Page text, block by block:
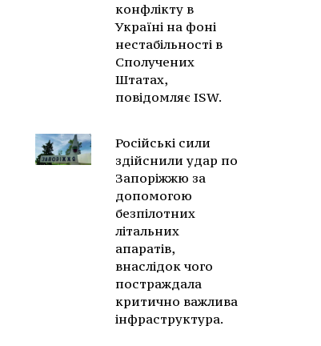
конфлікту в
Україні на фоні
нестабільності в
Сполучених
Штатах,
повідомляє ISW.
Російські сили
здійснили удар по
Запоріжжю за
допомогою
безпілотних
літальних
апаратів,
внаслідок чого
постраждала
критично важлива
інфраструктура.